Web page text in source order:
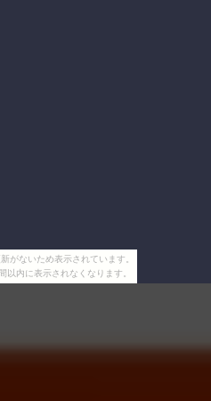
がないため表示されています。
以内に表示されなくなります。